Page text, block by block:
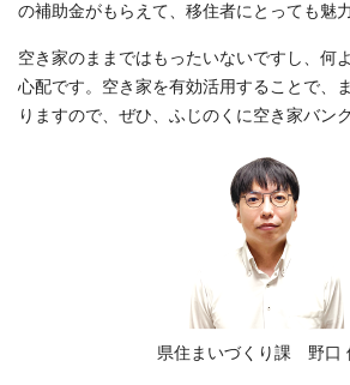
の補助金がもらえて、移住者にとっても魅
空き家のままではもったいないですし、何
心配です。空き家を有効活用することで、
りますので、ぜひ、ふじのくに空き家バン
県住まいづくり課 野口